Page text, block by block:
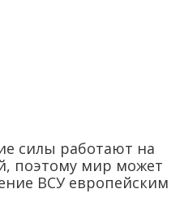
силы работают на
поэтому мир может
ВСУ европейским